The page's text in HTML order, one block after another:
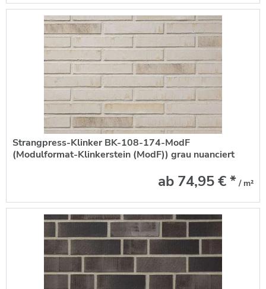
Strangpress-Klinker BK-108-174-ModF
(Modulformat-Klinkerstein (ModF)) grau nuanciert
ab 74,95 € * / m²